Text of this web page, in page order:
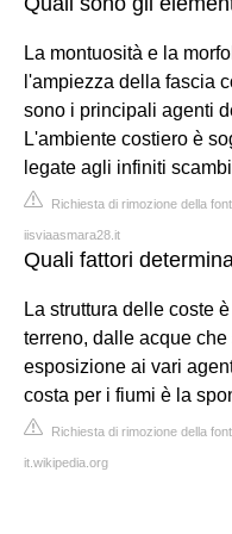
La montuosità e la
l'ampiezza della fascia
sono i principali agenti
L'ambiente costiero è
legate agli infiniti
Richiesta di rimozione della
iisviaasmara28.it
Quali fattori
La struttura delle coste
terreno, dalle acque
esposizione ai vari
costa per i fiumi è la
Richiesta di rimozione della
it.wikipedia.org